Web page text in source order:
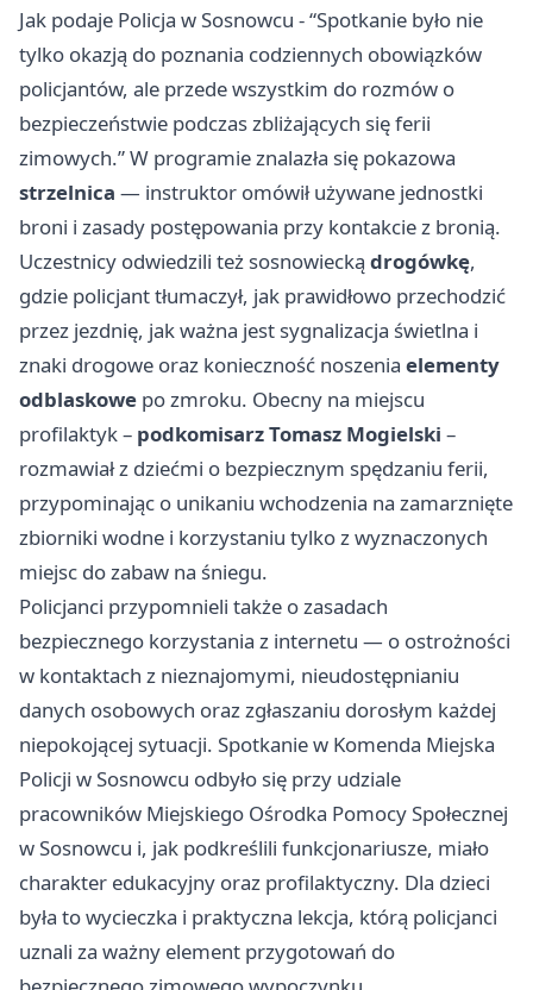
Jak podaje Policja w Sosnowcu - “Spotkanie było nie
tylko okazją do poznania codziennych obowiązków
policjantów, ale przede wszystkim do rozmów o
bezpieczeństwie podczas zbliżających się ferii
zimowych.” W programie znalazła się pokazowa
strzelnica — instruktor omówił używane jednostki
broni i zasady postępowania przy kontakcie z bronią.
Uczestnicy odwiedzili też sosnowiecką drogówkę,
gdzie policjant tłumaczył, jak prawidłowo przechodzić
przez jezdnię, jak ważna jest sygnalizacja świetlna i
znaki drogowe oraz konieczność noszenia elementy
odblaskowe po zmroku. Obecny na miejscu
profilaktyk – podkomisarz Tomasz Mogielski –
rozmawiał z dziećmi o bezpiecznym spędzaniu ferii,
przypominając o unikaniu wchodzenia na zamarznięte
zbiorniki wodne i korzystaniu tylko z wyznaczonych
miejsc do zabaw na śniegu.
Policjanci przypomnieli także o zasadach
bezpiecznego korzystania z internetu — o ostrożności
w kontaktach z nieznajomymi, nieudostępnianiu
danych osobowych oraz zgłaszaniu dorosłym każdej
niepokojącej sytuacji. Spotkanie w Komenda Miejska
Policji w Sosnowcu odbyło się przy udziale
pracowników Miejskiego Ośrodka Pomocy Społecznej
w Sosnowcu i, jak podkreślili funkcjonariusze, miało
charakter edukacyjny oraz profilaktyczny. Dla dzieci
była to wycieczka i praktyczna lekcja, którą policjanci
uznali za ważny element przygotowań do